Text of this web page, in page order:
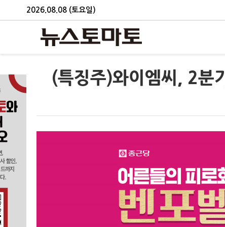
2026.08.08 (토요일)
(특징주)와이엠씨, 2분